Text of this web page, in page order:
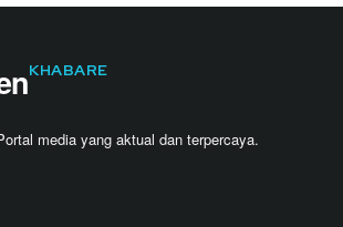
KHABARE
media yang aktual dan terpercaya.